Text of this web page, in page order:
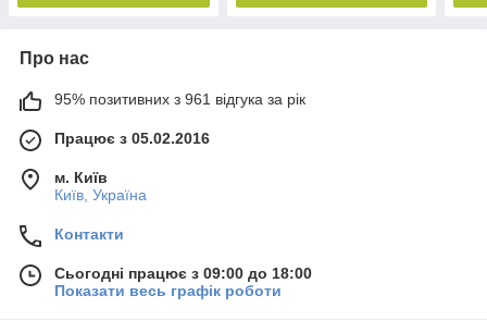
Про нас
95% позитивних з 961 відгука за рік
Працює з 05.02.2016
м. Київ
Київ, Україна
Контакти
Сьогодні працює з 09:00 до 18:00
Показати весь графік роботи